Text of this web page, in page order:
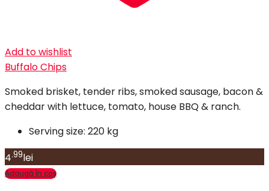
Add to wishlist
Buffalo Chips
Smoked brisket, tender ribs, smoked sausage, bacon &
cheddar with lettuce, tomato, house BBQ & ranch.
Serving size: 220 kg
4.99lei
Adaugă în coș